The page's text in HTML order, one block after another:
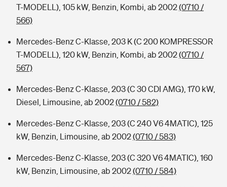
T-MODELL), 105 kW, Benzin, Kombi, ab 2002(0710 /
566)
Mercedes-Benz C-Klasse, 203 K (C 200 KOMPRESSOR
T-MODELL), 120 kW, Benzin, Kombi, ab 2002(0710 /
567)
Mercedes-Benz C-Klasse, 203 (C 30 CDI AMG), 170 kW,
Diesel, Limousine, ab 2002(0710 / 582)
Mercedes-Benz C-Klasse, 203 (C 240 V6 4MATIC), 125
kW, Benzin, Limousine, ab 2002(0710 / 583)
Mercedes-Benz C-Klasse, 203 (C 320 V6 4MATIC), 160
kW, Benzin, Limousine, ab 2002(0710 / 584)